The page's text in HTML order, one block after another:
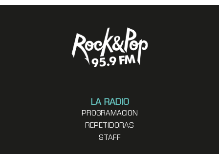
LA RADIO
PROGRAMACION
REPETIDORAS
STAFF